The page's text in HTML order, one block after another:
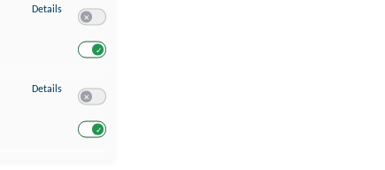
Details zu Analyse von Zielgruppen durch Statistiken oder Kombinationen von
Details zu Entwicklung und Verbesserung der Angebote